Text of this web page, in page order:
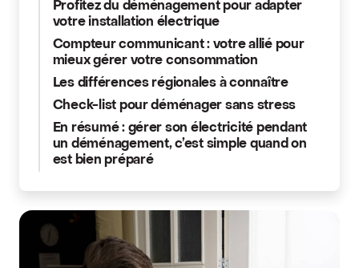
Profitez du déménagement pour adapter
votre installation électrique
Compteur communicant : votre allié pour
mieux gérer votre consommation
Les différences régionales à connaître
Check-list pour déménager sans stress
En résumé : gérer son électricité pendant
un déménagement, c’est simple quand on
est bien préparé